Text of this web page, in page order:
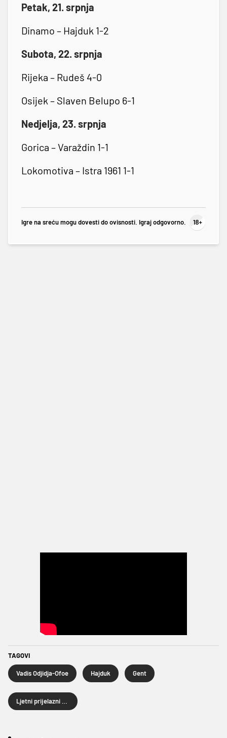
Petak, 21. srpnja
Dinamo – Hajduk 1-2
Subota, 22. srpnja
Rijeka – Rudeš 4-0
Osijek – Slaven Belupo 6-1
Nedjelja, 23. srpnja
Gorica – Varaždin 1-1
Lokomotiva – Istra 1961 1-1
Igre na sreću mogu dovesti do ovisnosti. Igraj odgovorno.
TAGOVI
Vadis Odjidja-Ofoe Hajduk Gent